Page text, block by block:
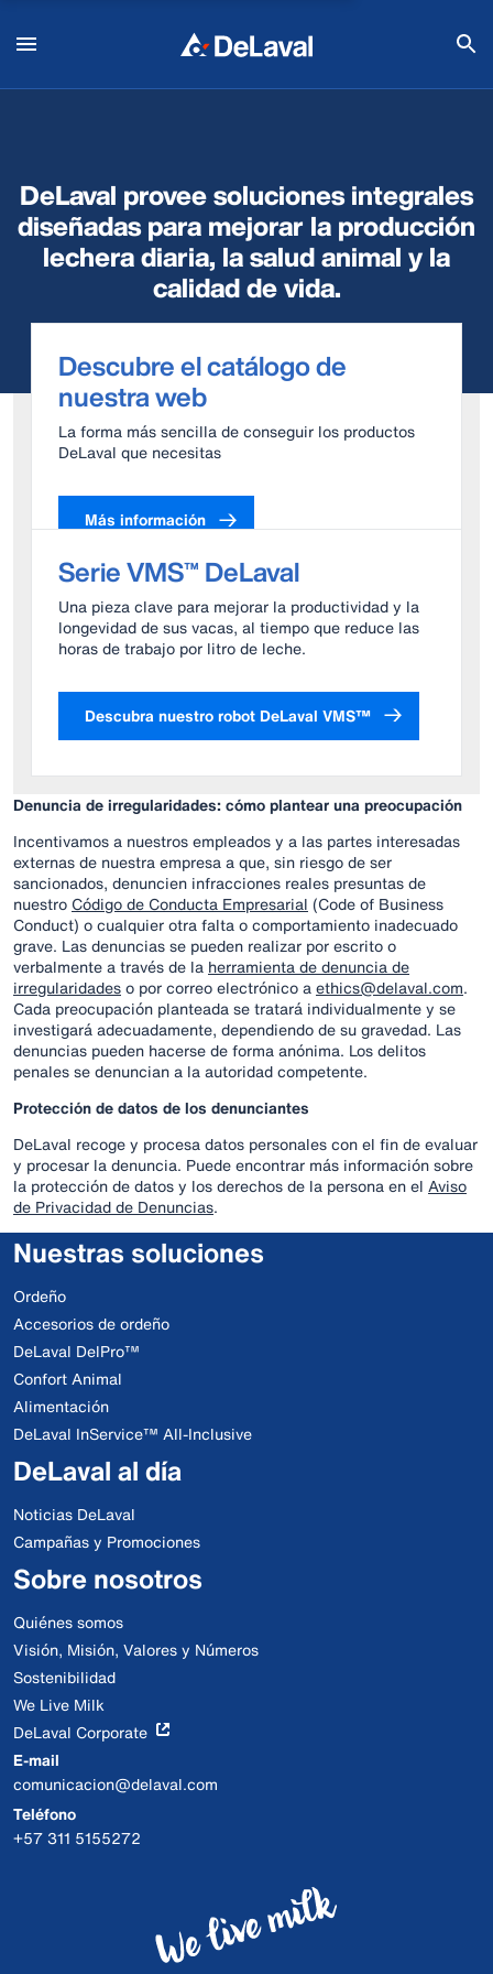
DeLaval provee soluciones integrales
diseñadas para mejorar la producción
lechera diaria, la salud animal y la
calidad de vida.
Descubre el catálogo de
nuestra web
La forma más sencilla de conseguir los productos
DeLaval que necesitas
Más información
Serie VMS™ DeLaval
Una pieza clave para mejorar la productividad y la
longevidad de sus vacas, al tiempo que reduce las
horas de trabajo por litro de leche.
Descubra nuestro robot DeLaval VMS™
Denuncia de irregularidades: cómo plantear una preocupación
Incentivamos a nuestros empleados y a las partes interesadas
externas de nuestra empresa a que, sin riesgo de ser
sancionados, denuncien infracciones reales presuntas de
nuestro Código de Conducta Empresarial (Code of Business
Conduct) o cualquier otra falta o comportamiento inadecuado
grave. Las denuncias se pueden realizar por escrito o
verbalmente a través de la herramienta de denuncia de
irregularidadeso por correo electrónico aethics@delaval.com.
Cada preocupación planteada se tratará individualmente y se
investigará adecuadamente, dependiendo de su gravedad. Las
denuncias pueden hacerse de forma anónima. Los delitos
penales se denuncian a la autoridad competente.
Protección de datos de los denunciantes
DeLaval recoge y procesa datos personales con el fin de evaluar
y procesar la denuncia. Puede encontrar más información sobre
la protección de datos y los derechos de la persona en el Aviso
de Privacidad de Denuncias.
Nuestras soluciones
Ordeño
Accesorios de ordeño
DeLaval DelPro™
Confort Animal
Alimentación
DeLaval InService™ All-Inclusive
DeLaval al día
Noticias DeLaval
Campañas y Promociones
Sobre nosotros
Quiénes somos
Visión, Misión, Valores y Números
Sostenibilidad
We Live Milk
DeLaval Corporate
E-mail
comunicacion@delaval.com
Teléfono
+57 311 5155272